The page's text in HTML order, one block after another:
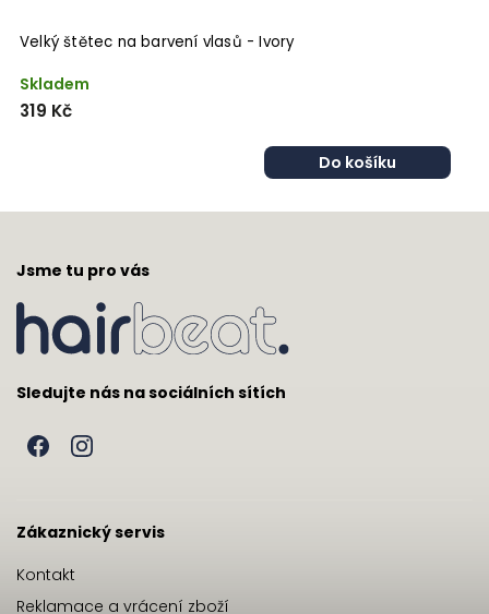
Velký štětec na barvení vlasů - Ivory
Skladem
319 Kč
Do košíku
Jsme tu pro vás
Sledujte nás na sociálních sítích
Zákaznický servis
Kontakt
Reklamace a vrácení zboží